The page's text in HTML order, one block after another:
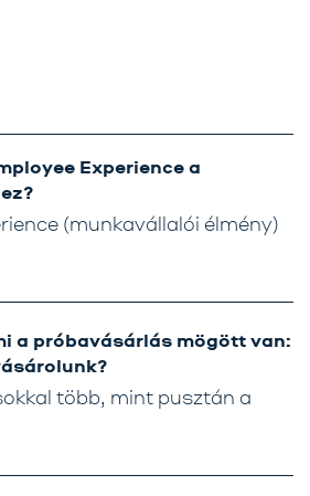
Experience a
(munkavállalói élmény)
a próbavásárlás mögött van:
több, mint pusztán a